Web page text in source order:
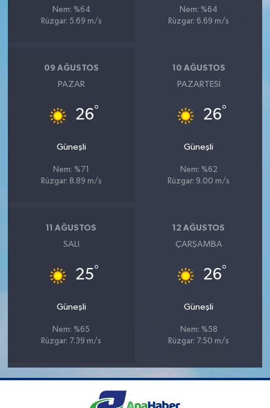
Nem: %64
Rüzgar: 5.69 m/s
Nem: %64
Rüzgar: 6.69 m/s
09 AĞUSTOS
PAZAR
26°
Güneşli
Nem: %71
Rüzgar: 8.89 m/s
10 AĞUSTOS
PAZARTESI
26°
Güneşli
Nem: %62
Rüzgar: 9.00 m/s
11 AĞUSTOS
SALI
25°
Güneşli
Nem: %65
Rüzgar: 7.39 m/s
12 AĞUSTOS
ÇARŞAMBA
26°
Güneşli
Nem: %58
Rüzgar: 7.50 m/s